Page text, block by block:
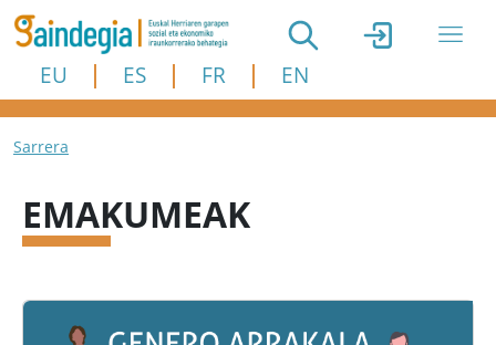
Skip to main content
EU ES FR EN
Breadcrumb
Sarrera
EMAKUMEAK